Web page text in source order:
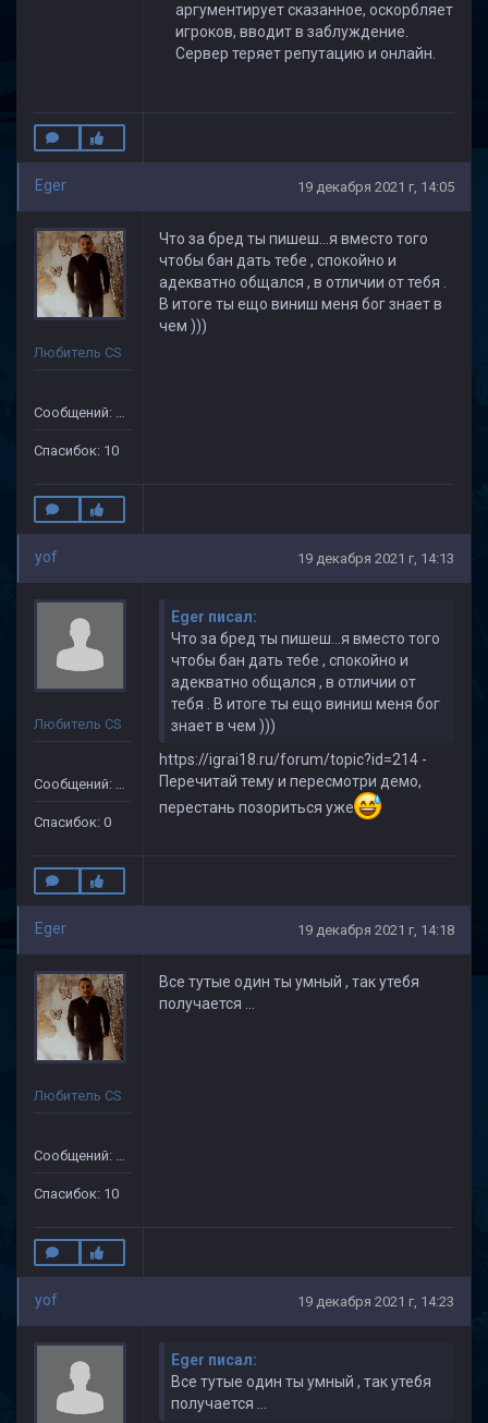
аргументирует сказанное, оскорбляет
игроков, вводит в заблуждение.
Сервер теряет репутацию и онлайн.
Eger 19 декабря 2021 г, 14:05
Любитель CS
Сообщений: 91
Спасибок: 10
Что за бред ты пишеш...я вместо того
чтобы бан дать тебе , спокойно и
адекватно общался , в отличии от тебя .
В итоге ты ещо виниш меня бог знает в
чем )))
yof 19 декабря 2021 г, 14:13
Любитель CS
Сообщений: 15
Спасибок: 0
Eger писал:
Что за бред ты пишеш...я вместо того
чтобы бан дать тебе , спокойно и
адекватно общался , в отличии от
тебя . В итоге ты ещо виниш меня бог
знает в чем )))
https://igrai18.ru/forum/topic?id=214 -
Перечитай тему и пересмотри демо,
перестань позориться уже
Eger 19 декабря 2021 г, 14:18
Любитель CS
Сообщений: 91
Спасибок: 10
Все тутые один ты умный , так утебя
получается ...
yof 19 декабря 2021 г, 14:23
Eger писал:
Все тутые один ты умный , так утебя
получается ...